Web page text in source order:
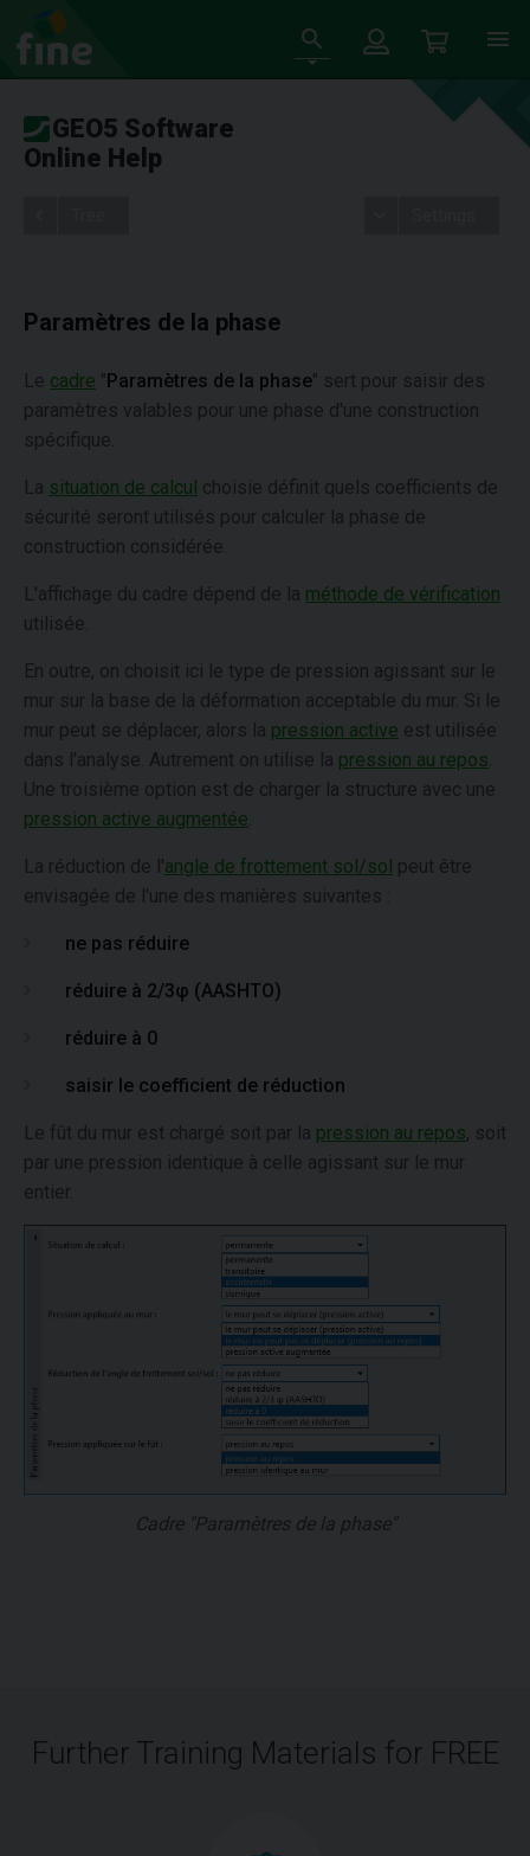
GEO5 Software
Online Help
Paramètres de la phase
Le cadre "Paramètres de la phase" sert pour saisir des
paramètres valables pour une phase d'une construction
spécifique.
La situation de calcul choisie définit quels coefficients de
sécurité seront utilisés pour calculer la phase de
construction considérée.
L'affichage du cadre dépend de la méthode de vérification
utilisée.
En outre, on choisit ici le type de pression agissant sur le
mur sur la base de la déformation acceptable du mur. Si le
mur peut se déplacer, alors la pression active est utilisée
dans l'analyse. Autrement on utilise la pression au repos
Une troisième option est de charger la structure avec une
pression active augmentée
La réduction de l'angle de frottement sol/sol peut être
envisagée de l'une des manières suivantes :
ne pas réduire
réduire à 2/3φ (AASHTO)
réduire à 0
saisir le coefficient de réduction
Le fût du mur est chargé soit par la pression au repos, soit
par une pression identique à celle agissant sur le mur
entier.
Cadre "Paramètres de la phase"
Further Training Materials for FREE